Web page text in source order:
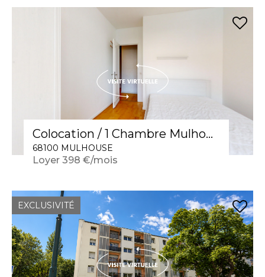
Colocation / 1 Chambre Mulhouse 13 m2 "Enjoy Nature"
68100 MULHOUSE
Loyer 398 €/mois
EXCLUSIVITÉ